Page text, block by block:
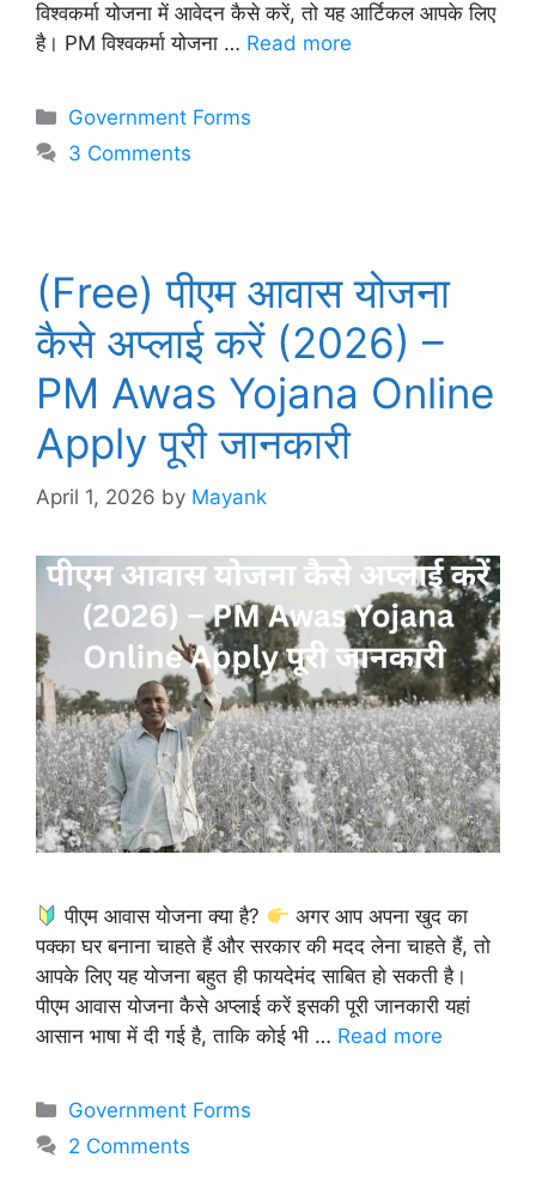
विश्वकर्मा योजना में आवेदन कैसे करें, तो यह आर्टिकल आपके लिए
है। PM विश्वकर्मा योजना … Read more
Categories
Government Forms
3 Comments
(Free) पीएम आवास योजना
कैसे अप्लाई करें (2026) –
PM Awas Yojana Online
Apply पूरी जानकारी
April 1, 2026 by Mayank
पीएम आवास योजना क्या है?
अगर आप अपना खुद का
पक्का घर बनाना चाहते हैं और सरकार की मदद लेना चाहते हैं, तो
आपके लिए यह योजना बहुत ही फायदेमंद साबित हो सकती है।
पीएम आवास योजना कैसे अप्लाई करें इसकी पूरी जानकारी यहां
आसान भाषा में दी गई है, ताकि कोई भी … Read more
Categories
Government Forms
2 Comments